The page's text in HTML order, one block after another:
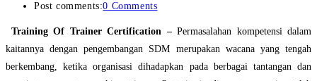
Post comments:0 Comments
Training Of Trainer Certification –Permasalahan kompetensi dalam
kaitannya dengan pengembangan SDM merupakan wacana yang tengah
berkembang, ketika organisasi dihadapkan pada berbagai tantangan dan